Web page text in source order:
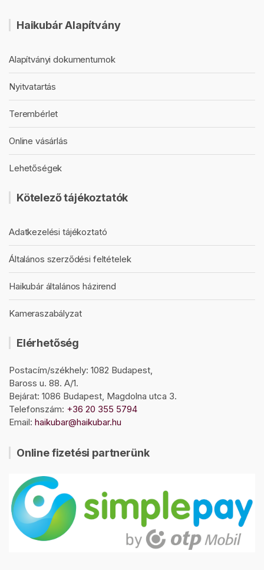
Haikubár Alapítvány
Alapítványi dokumentumok
Nyitvatartás
Terembérlet
Online vásárlás
Lehetőségek
Kötelező tájékoztatók
Adatkezelési tájékoztató
Általános szerződési feltételek
Haikubár általános házirend
Kameraszabályzat
Elérhetőség
Postacím/székhely: 1082 Budapest,
Baross u. 88. A/1.
Bejárat: 1086 Budapest, Magdolna utca 3.
Telefonszám: +36 20 355 5794
Email: haikubar@haikubar.hu
Online fizetési partnerünk